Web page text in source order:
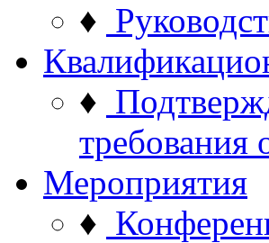
♦
♦
Мероприятия
♦